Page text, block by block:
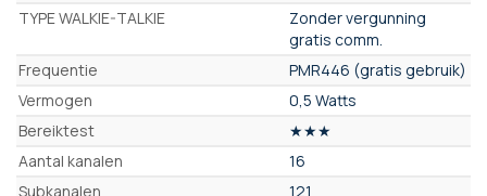
TYPE WALKIE-TALKIE
Zonder vergunning
gratis comm.
Frequentie
PMR446 (gratis gebruik)
Vermogen
0,5 Watts
Bereiktest
★★★
Aantal kanalen
16
Subkanalen
121